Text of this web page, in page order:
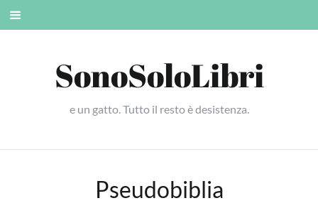
Skip
SonoSoloLibri
e un gatto. Tutto il resto è desistenza.
Pseudobiblia